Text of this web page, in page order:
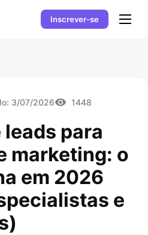
Inscrever-se
3/07/2026 1448
leads para
marketing: o
em 2026
e